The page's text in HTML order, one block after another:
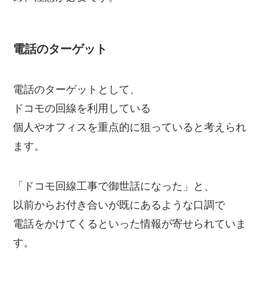
電話のターゲット
電話のターゲットとして、
ドコモの回線を利用している
個人やオフィスを重点的に狙っていると考えられ
ます。
「ドコモ回線工事で御世話になった」と、
以前からお付き合いが既にあるような口調で
電話をかけてくるといった情報が寄せられていま
す。